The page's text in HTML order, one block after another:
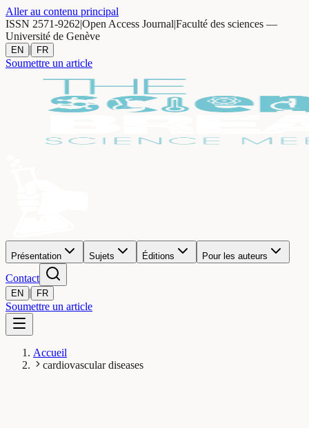
Aller au contenu principal
ISSN 2571-9262|Open Access Journal|Faculté des sciences —
Université de Genève
EN | FR
Soumettre un article
Présentation Sujets Éditions Pour les auteurs
Contact
EN | FR
Soumettre un article
Accueil
cardiovascular diseases